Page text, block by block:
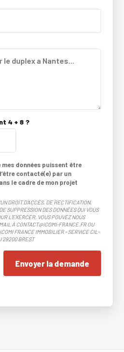
4 + 8 ?
mes données puissent être
contacté(e) par un
le cadre de mon projet
DROIT D'ACCÈS, DE RECTIFICATION,
SUPPRESSION DES DONNÉES QUI VOUS
L'EXERCER, VOUS POUVEZ NOUS
À CONTACT@ICOMI-FRANCE.FR OU
FRANCE IMMOBILIER - SERVICE CIL-
29200 BREST
Envoyer la demande